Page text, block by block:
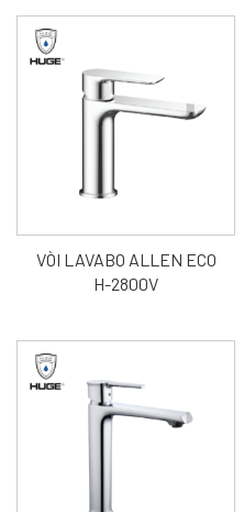
VÒI LAVABO ALLEN ECO
H-2800V